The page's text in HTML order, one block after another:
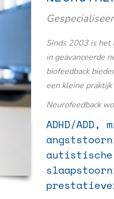
Sinds 2003 is het
in geavanceerde
biofeedback
een kleine
Neurofeedback
ADHD/
autistische